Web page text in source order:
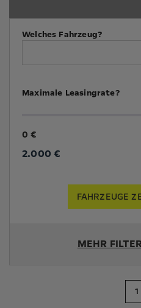
Welches Fahrzeug?
Maximale Leasingrate?
0 €
2.000 €
FAHRZEUGE
MEHR
1